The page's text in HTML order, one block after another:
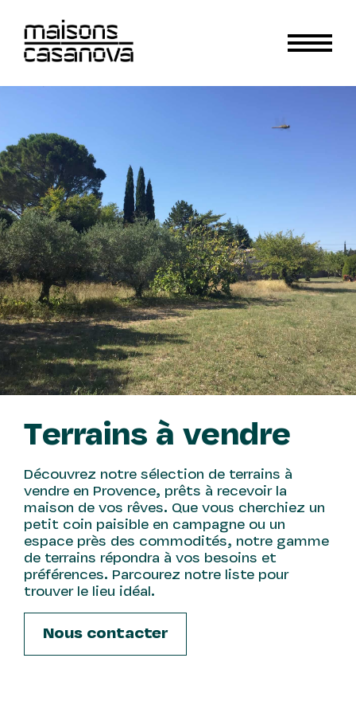
Terrains à vendre
Découvrez notre sélection de terrains à
vendre en Provence, prêts à recevoir la
maison de vos rêves. Que vous cherchiez un
petit coin paisible en campagne ou un
espace près des commodités, notre gamme
de terrains répondra à vos besoins et
préférences. Parcourez notre liste pour
trouver le lieu idéal.
Nous contacter